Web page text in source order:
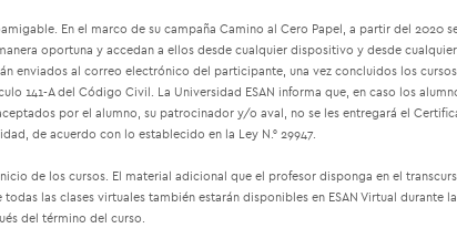
En el marco de su campaña Camino al Cero Papel, a partir del 2020
oportuna y accedan a ellos desde cualquier dispositivo y desde
enviados al correo electrónico del participante, una vez concluidos los
141-A del Código Civil. La Universidad ESAN informa que, en caso los
por el alumno, su patrocinador y/o aval, no se les entregará el
de acuerdo con lo establecido en la Ley N.° 29947.
de los cursos. El material adicional que el profesor disponga en el
las clases virtuales también estarán disponibles en ESAN Virtual durante
del término del curso.